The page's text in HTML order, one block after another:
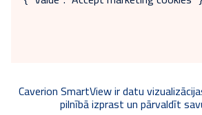
Caverion SmartView ir datu
pilnībā izprast un pārvaldīt